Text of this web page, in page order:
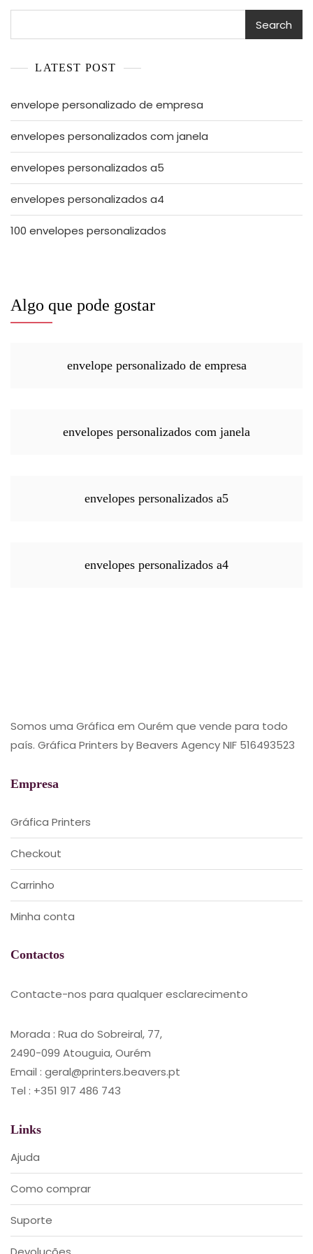
Search
LATEST POST
envelope personalizado de empresa
envelopes personalizados com janela
envelopes personalizados a5
envelopes personalizados a4
100 envelopes personalizados
Algo que pode gostar
envelope personalizado de empresa
envelopes personalizados com janela
envelopes personalizados a5
envelopes personalizados a4
Somos uma Gráfica em Ourém que vende para todo
país. Gráfica Printers by Beavers Agency NIF 516493523
Empresa
Gráfica Printers
Checkout
Carrinho
Minha conta
Contactos
Contacte-nos para qualquer esclarecimento
Morada : Rua do Sobreiral, 77,
2490-099 Atouguia, Ourém
Email : geral@printers.beavers.pt
Tel : +351 917 486 743
Links
Ajuda
Como comprar
Suporte